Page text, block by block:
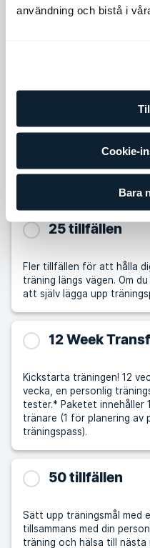
användning och bistå i
Cookie-
Bara
och träningsplan. Om du redan tränar regelmässigt på egen
hand eller på
25 tillfällen
Fler tillfällen för att hålla
träning längs vägen. Om du tycker att det är utmanande
att själv lägga upp
12 Week
Kickstarta träningen! 12
vecka, en personlig
tester.* Paketet innehåller
tränare (1 för planering av
träningspass).
50 tillfällen
Sätt upp träningsmål med
tillsammans med din personliga
träning och hälsa till